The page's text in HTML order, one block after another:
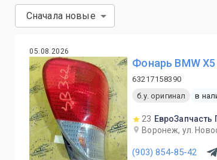
Сначала новые
05.08.2026
Фонарь BMW
63217158390
б.у. оригинал
в
23
Воронеж, ул.
(903) 854-85-42